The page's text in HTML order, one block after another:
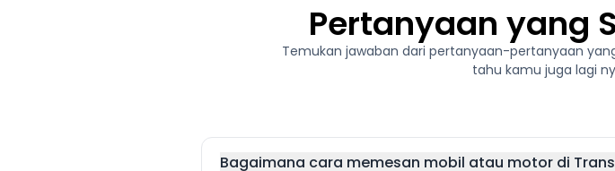
Pertanyaan yang
Temukan jawaban dari pertanyaan-pertanyaan
tahu kamu juga lagi
Bagaimana cara memesan mobil atau motor di